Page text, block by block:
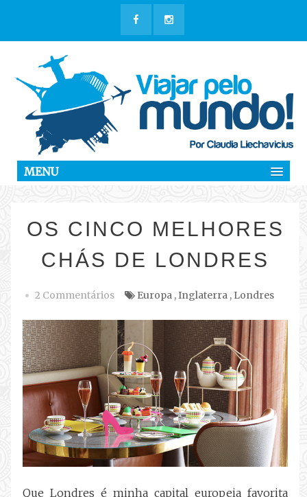
MENU
OS CINCO MELHORES
CHÁS DE LONDRES
2 Commentários Europa,Inglaterra, Londres
Que Londres é minha capital europeia favorita